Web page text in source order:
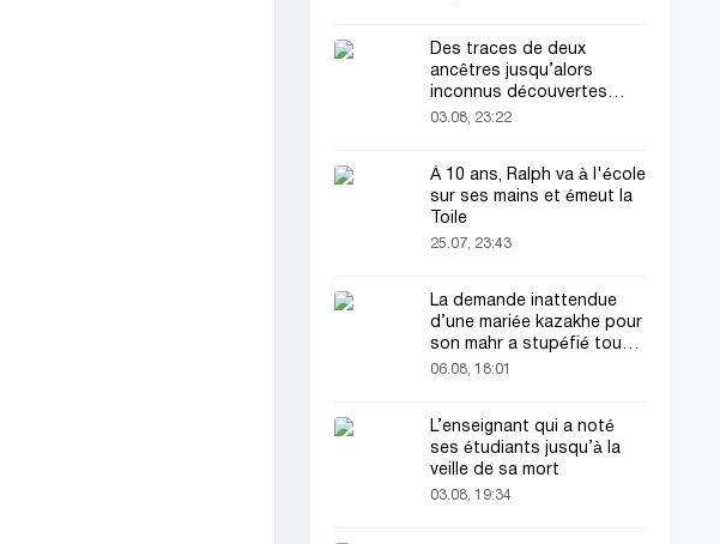
Des traces de deux
ancêtres jusqu’alors
inconnus découvertes
dans l’ADN humain
03.08, 23:22
À 10 ans, Ralph va à l'école
sur ses mains et émeut la
Toile
25.07, 23:43
La demande inattendue
d’une mariée kazakhe pour
son mahr a stupéfié tout
le monde
06.08, 18:01
L’enseignant qui a noté
ses étudiants jusqu’à la
veille de sa mort
03.08, 19:34